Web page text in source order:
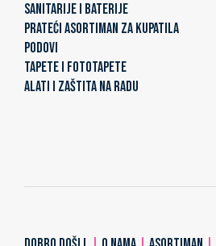
SANITARIJE I BATERIJE
PRATEĆI ASORTIMAN ZA KUPATILA
PODOVI
TAPETE I FOTOTAPETE
ALATI I ZAŠTITA NA RADU